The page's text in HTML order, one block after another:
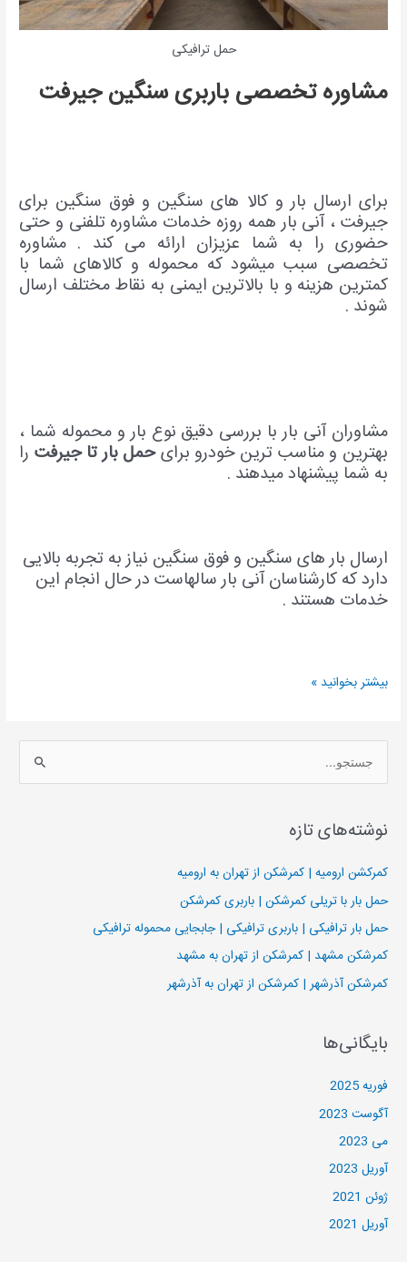
حمل ترافیکی
مشاوره تخصصی باربری سنگین جیرفت
برای ارسال بار و کالا های سنگین و فوق سنگین برای
جیرفت ، آنی بار همه روزه خدمات مشاوره تلفنی و حتی
حضوری را به شما عزیزان ارائه می کند . مشاوره
تخصصی سبب میشود که محموله و کالاهای شما با
کمترین هزینه و با بالاترین ایمنی به نقاط مختلف ارسال
شوند .
مشاوران آنی بار با بررسی دقیق نوع بار و محموله شما ،
بهترین و مناسب ترین خودرو برایحمل بار تا جیرفت را
به شما پیشنهاد میدهند .
ارسال بار های سنگین و فوق سنگین نیاز به تجربه بالایی
دارد که کارشناسان آنی بار سالهاست در حال انجام این
خدمات هستند .
بیشتر بخوانید »
س
ج
و
ا
ی
:
نوشته‌های تازه
کمرکشن ارومیه | کمرشکن از تهران به ارومیه
حمل بار با تریلی کمرشکن | باربری کمرشکن
حمل بار ترافیکی | باربری ترافیکی | جابجایی محموله ترافیکی
کمرشکن مشهد | کمرشکن از تهران به مشهد
کمرشکن آذرشهر | کمرشکن از تهران به آذرشهر
بایگانی‌ها
فوریه 2025
آگوست 2023
می 2023
آوریل 2023
ژوئن 2021
آوریل 2021